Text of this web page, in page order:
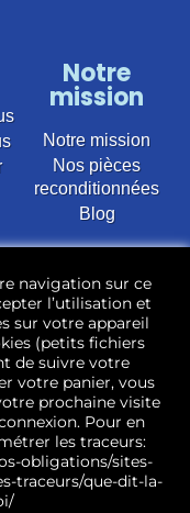
Notre
mission
Notre mission
Nos pièces
reconditionnées
Blog
modèles. Plus de
linge, Lave-
Plaques de
aspirateurs,
Téléviseur.)
testées pas nos
notre dépôt.
navigation sur ce
l’utilisation et
sur votre appareil
(petits fichiers
de suivre votre
votre panier, vous
prochaine visite
Pour en
les traceurs:
obligations/sites-
traceurs/que-dit-la-